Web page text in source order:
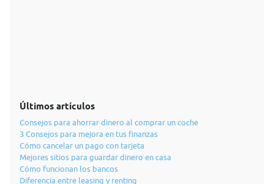
Últimos artículos
Consejos para ahorrar dinero al comprar un coche
3 Consejos para mejora en tus finanzas
Cómo cancelar un pago con tarjeta
Mejores sitios para guardar dinero en casa
Cómo funcionan los bancos
Diferencia entre leasing y renting